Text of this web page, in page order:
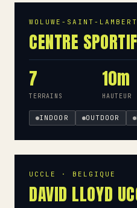
WOLUWE-SAINT-
CENTRE
7
TERRAINS
10m
HAUTEUR
INDOOR OUTDOOR
UCCLE · BELGIQUE
DAVID LLOYD